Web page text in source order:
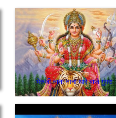
भेरुजी नाना नाना थारे बाजे गुगरा